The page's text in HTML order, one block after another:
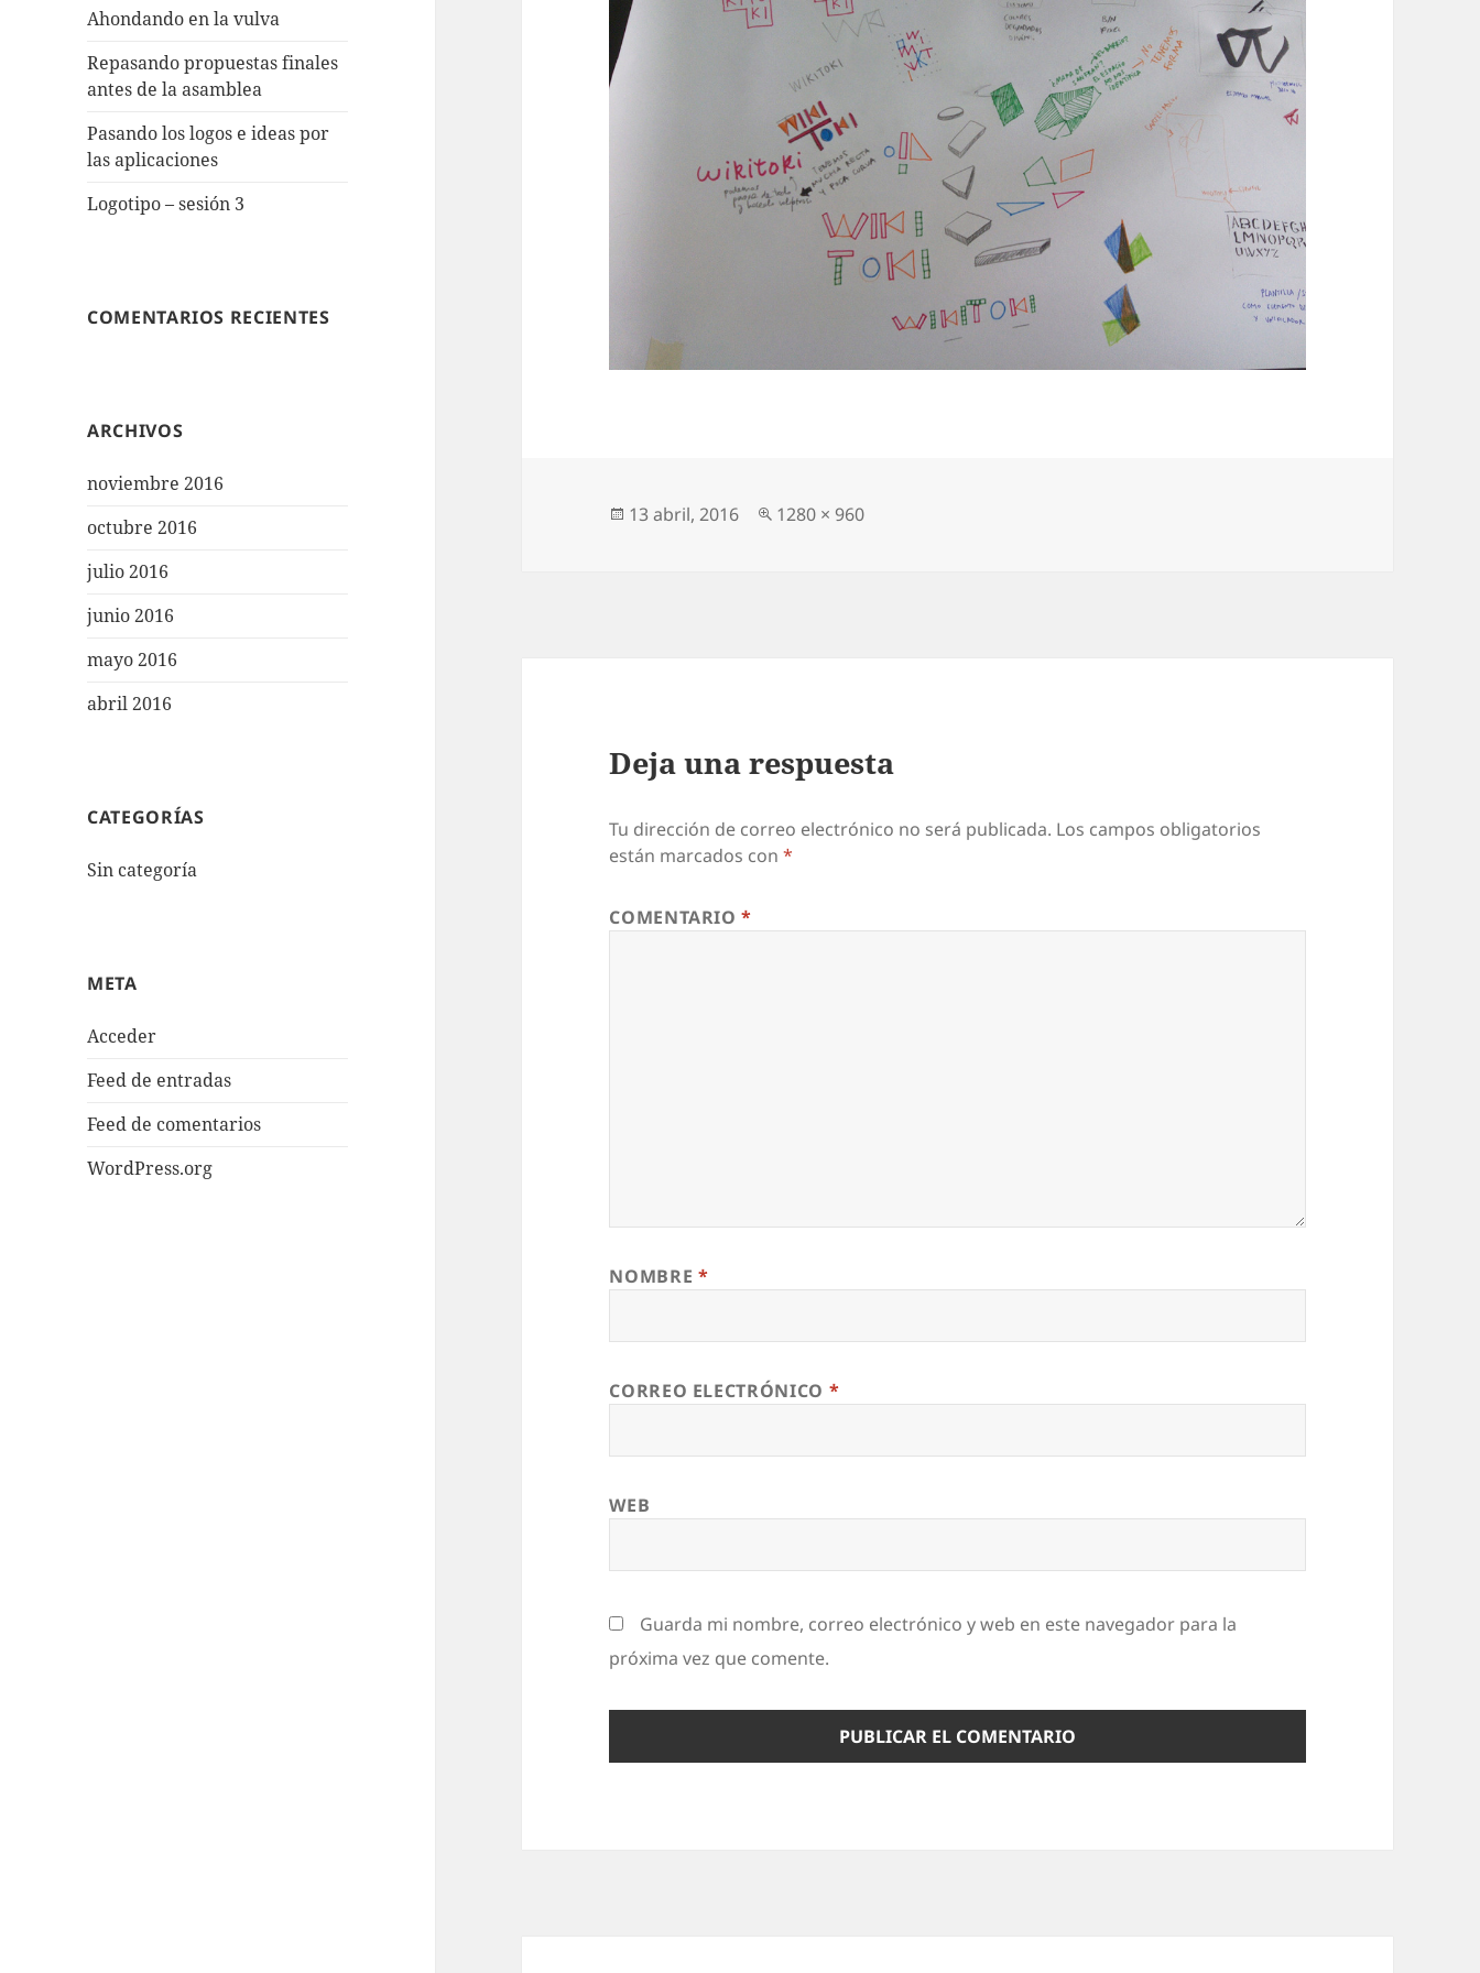
Ahondando en la vulva
Repasando propuestas finales
antes de la asamblea
Pasando los logos e ideas por
las aplicaciones
Logotipo – sesión 3
COMENTARIOS RECIENTES
ARCHIVOS
noviembre 2016
octubre 2016
julio 2016
junio 2016
mayo 2016
abril 2016
CATEGORÍAS
Sin categoría
META
Acceder
Feed de entradas
Feed de comentarios
WordPress.org
Publicado
13 abril, 2016
Tamaño
1280 × 960
Deja una respuesta
Tu dirección de correo electrónico no será publicada. Los campos obligatorios
están marcados con*
COMENTARIO*
NOMBRE *
CORREO ELECTRÓNICO *
WEB
Guarda mi nombre, correo electrónico y web en este navegador para la
próxima vez que comente.